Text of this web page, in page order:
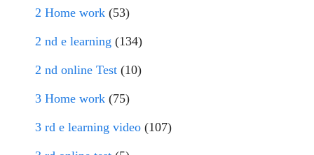
2 Home work (53)
2 nd e learning (134)
2 nd online Test (10)
3 Home work (75)
3 rd e learning video (107)